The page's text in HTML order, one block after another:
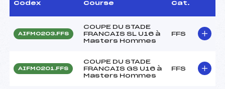
Codex Course Cat.
AIFM0203.FFS
COUPE DU STADE
FRANCAIS SL U16 à
Masters Hommes
FFS
AIFM0201.FFS
COUPE DU STADE
FRANCAIS GS U16 à
Masters Hommes
FFS